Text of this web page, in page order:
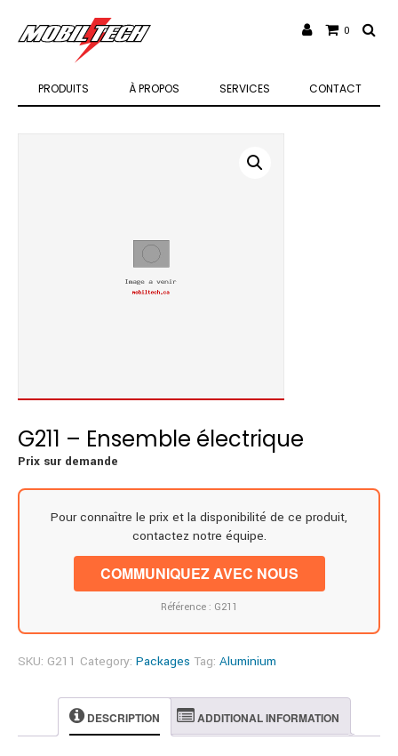
PRODUITS À PROPOS SERVICES CONTACT
0
G211 – Ensemble électrique
Prix sur demande
Pour connaître le prix et la disponibilité de ce produit,
contactez notre équipe.
COMMUNIQUEZ AVEC NOUS
Référence : G211
SKU: G211 Category: Packages Tag: Aluminium
DESCRIPTION ADDITIONAL INFORMATION